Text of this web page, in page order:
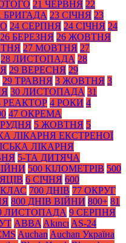
21 ЧЕРВНЯ 22
БРИГАДА 23 СІЧНЯ 23
24 СЕРПНЯ 24 СІЧНЯ 24
26 БЕРЕЗНЯ 26 ЖОВТНЯ
27 МОВТНЯ 27
28 ЛИСТОПАДА 28
29 ВЕРЕСНЯ 29
29 ТРАВНЯ 3 ЖОВТНЯ 3
30 ЛИСТОПАДА 31
РЕАКТОР 4 РОКИ 4
47 ОКРЕМА
5 ЖОВТНЯ 5
ЛІКАРНЯ ЕКСТРЕНОЇ
ЛІКАРНЯ
5-ТА ДИТЯЧА
500 КІЛОМЕТРІВ 500
6 СІЧНЯ 600
КЛАС 700 ДНІВ 77 ОКРУГ
800 ДНІВ ВІЙНИ 800+ 81
ЛИСТОПАДА 9 СЕРПНЯ
ABBA Akıncı AS-24
Auchan Auchan Україна